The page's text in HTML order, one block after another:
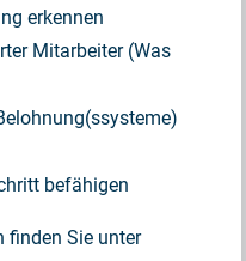
erkennen
Mitarbeiter (Was
befähigen
finden Sie unter